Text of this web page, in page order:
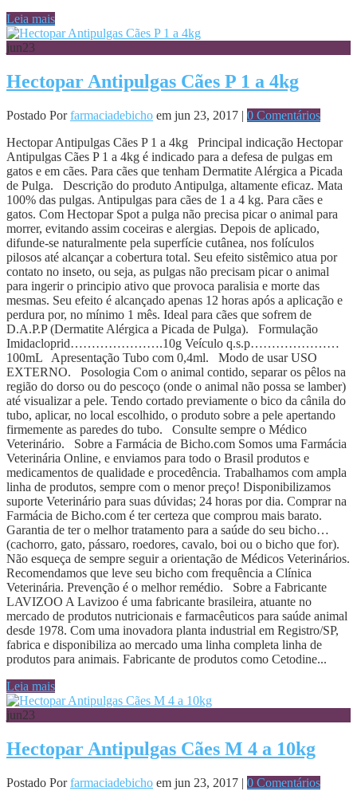
Leia mais
jun23
Hectopar Antipulgas Cães P 1 a 4kg
Postado Porfarmaciadebicho em jun 23, 2017 | 0 Comentários
Hectopar Antipulgas Cães P 1 a 4kg Principal indicação Hectopar
Antipulgas Cães P 1 a 4kg é indicado para a defesa de pulgas em
gatos e em cães. Para cães que tenham Dermatite Alérgica a Picada
de Pulga. Descrição do produto Antipulga, altamente eficaz. Mata
100% das pulgas. Antipulgas para cães de 1 a 4 kg. Para cães e
gatos. Com Hectopar Spot a pulga não precisa picar o animal para
morrer, evitando assim coceiras e alergias. Depois de aplicado,
difunde-se naturalmente pela superfície cutânea, nos folículos
pilosos até alcançar a cobertura total. Seu efeito sistêmico atua por
contato no inseto, ou seja, as pulgas não precisam picar o animal
para ingerir o principio ativo que provoca paralisia e morte das
mesmas. Seu efeito é alcançado apenas 12 horas após a aplicação e
perdura por, no mínimo 1 mês. Ideal para cães que sofrem de
D.A.P.P (Dermatite Alérgica a Picada de Pulga). Formulação
Imidacloprid………………….10g Veículo q.s.p…………………
100mL Apresentação Tubo com 0,4ml. Modo de usar USO
EXTERNO. Posologia Com o animal contido, separar os pêlos na
região do dorso ou do pescoço (onde o animal não possa se lamber)
até visualizar a pele. Tendo cortado previamente o bico da cânila do
tubo, aplicar, no local escolhido, o produto sobre a pele apertando
firmemente as paredes do tubo. Consulte sempre o Médico
Veterinário. Sobre a Farmácia de Bicho.com Somos uma Farmácia
Veterinária Online, e enviamos para todo o Brasil produtos e
medicamentos de qualidade e procedência. Trabalhamos com ampla
linha de produtos, sempre com o menor preço! Disponibilizamos
suporte Veterinário para suas dúvidas; 24 horas por dia. Comprar na
Farmácia de Bicho.com é ter certeza que comprou mais barato.
Garantia de ter o melhor tratamento para a saúde do seu bicho…
(cachorro, gato, pássaro, roedores, cavalo, boi ou o bicho que for).
Não esqueça de sempre seguir a orientação de Médicos Veterinários.
Recomendamos que leve seu bicho com frequência a Clínica
Veterinária. Prevenção é o melhor remédio. Sobre a Fabricante
LAVIZOO A Lavizoo é uma fabricante brasileira, atuante no
mercado de produtos nutricionais e farmacêuticos para saúde animal
desde 1978. Com uma inovadora planta industrial em Registro/SP,
fabrica e disponibiliza ao mercado uma linha completa linha de
produtos para animais. Fabricante de produtos como Cetodine...
Leia mais
jun23
Hectopar Antipulgas Cães M 4 a 10kg
Postado Porfarmaciadebicho em jun 23, 2017 | 0 Comentários